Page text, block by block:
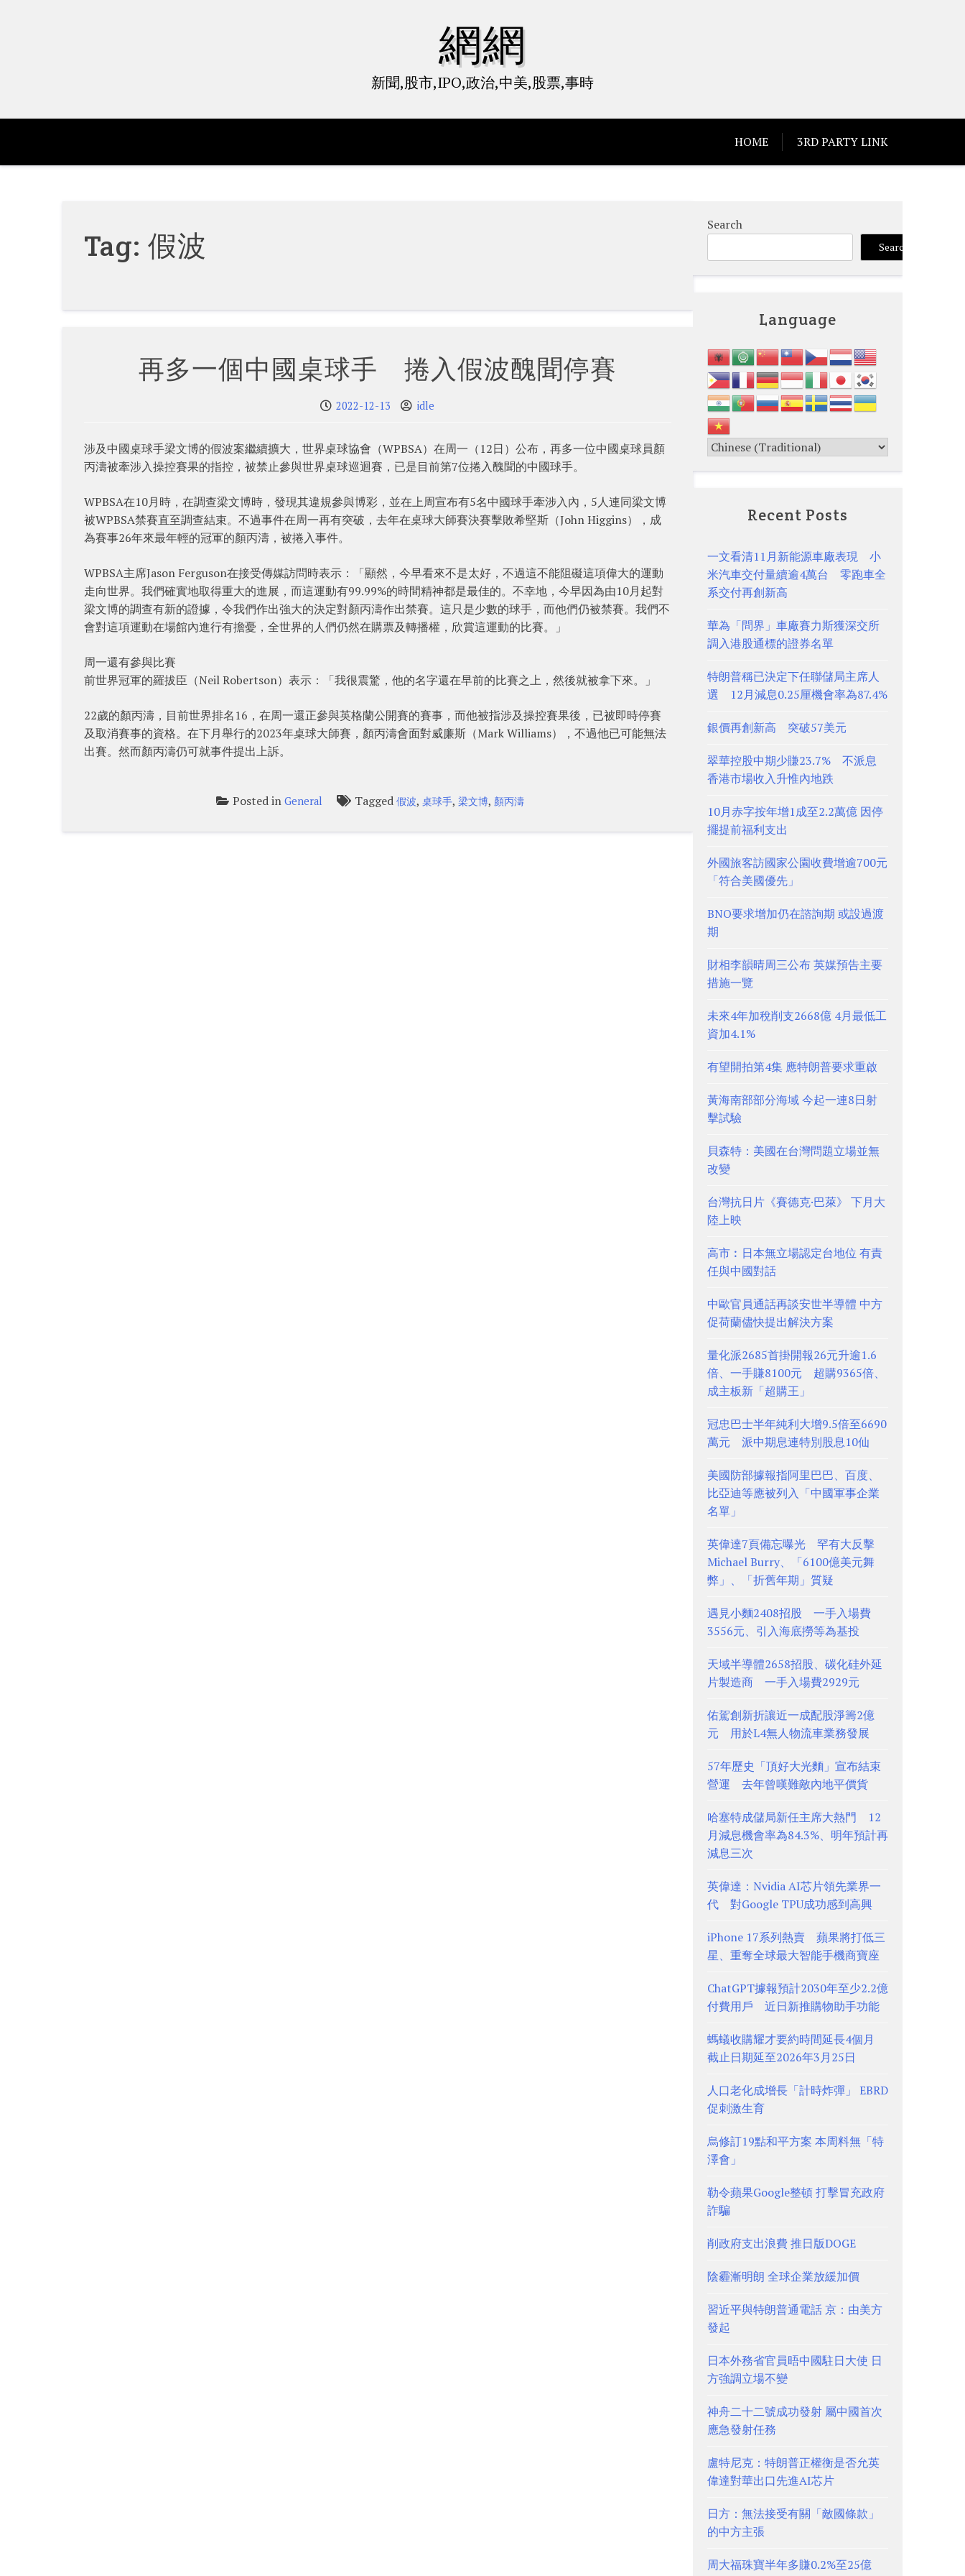
網網
新聞,股市,IPO,政治,中美,股票,事時
HOME 3RD PARTY LINK
Tag: 假波
再多一個中國桌球手 捲入假波醜聞停賽
2022-12-13 idle
涉及中國桌球手梁文博的假波案繼續擴大，世界桌球協會（WPBSA）在周一（12日）公布，再多一位中國桌球員顏
丙濤被牽涉入操控賽果的指控，被禁止參與世界桌球巡迴賽，已是目前第7位捲入醜聞的中國球手。
WPBSA在10月時，在調查梁文博時，發現其違規參與博彩，並在上周宣布有5名中國球手牽涉入內，5人連同梁文博
被WPBSA禁賽直至調查結束。不過事件在周一再有突破，去年在桌球大師賽決賽擊敗希堅斯（John Higgins），成
為賽事26年來最年輕的冠軍的顏丙濤，被捲入事件。
WPBSA主席Jason Ferguson在接受傳媒訪問時表示：「顯然，今早看來不是太好，不過這不能阻礙這項偉大的運動
走向世界。我們確實地取得重大的進展，而這運動有99.99%的時間精神都是最佳的。不幸地，今早因為由10月起對
梁文博的調查有新的證據，令我們作出強大的決定對顏丙濤作出禁賽。這只是少數的球手，而他們仍被禁賽。我們不
會對這項運動在場館內進行有擔憂，全世界的人們仍然在購票及轉播權，欣賞這運動的比賽。」
周一還有參與比賽
前世界冠軍的羅拔臣（Neil Robertson）表示：「我很震驚，他的名字還在早前的比賽之上，然後就被拿下來。」
22歲的顏丙濤，目前世界排名16，在周一還正參與英格蘭公開賽的賽事，而他被指涉及操控賽果後，已被即時停賽
及取消賽事的資格。在下月舉行的2023年桌球大師賽，顏丙濤會面對威廉斯（Mark Williams），不過他已可能無法
出賽。然而顏丙濤仍可就事件提出上訴。
Posted inGeneral Tagged假波,桌球手,梁文博, 顏丙濤
Search
Search
Language
Recent Posts
一文看清11月新能源車廠表現 小
米汽車交付量續逾4萬台 零跑車全
系交付再創新高
華為「問界」車廠賽力斯獲深交所
調入港股通標的證券名單
特朗普稱已決定下任聯儲局主席人
選 12月減息0.25厘機會率為87.4%
銀價再創新高 突破57美元
翠華控股中期少賺23.7% 不派息
香港市場收入升惟內地跌
10月赤字按年增1成至2.2萬億 因停
擺提前福利支出
外國旅客訪國家公園收費增逾700元
「符合美國優先」
BNO要求增加仍在諮詢期 或設過渡
期
財相李韻晴周三公布 英媒預告主要
措施一覽
未來4年加稅削支2668億 4月最低工
資加4.1%
有望開拍第4集 應特朗普要求重啟
黃海南部部分海域 今起一連8日射
擊試驗
貝森特：美國在台灣問題立場並無
改變
台灣抗日片《賽德克·巴萊》 下月大
陸上映
高市︰日本無立場認定台地位 有責
任與中國對話
中歐官員通話再談安世半導體 中方
促荷蘭儘快提出解決方案
量化派2685首掛開報26元升逾1.6
倍、一手賺8100元 超購9365倍、
成主板新「超購王」
冠忠巴士半年純利大增9.5倍至6690
萬元 派中期息連特別股息10仙
美國防部據報指阿里巴巴、百度、
比亞迪等應被列入「中國軍事企業
名單」
英偉達7頁備忘曝光 罕有大反擊
Michael Burry、「6100億美元舞
弊」、「折舊年期」質疑
遇見小麵2408招股 一手入場費
3556元、引入海底撈等為基投
天域半導體2658招股、碳化硅外延
片製造商 一手入場費2929元
佑駕創新折讓近一成配股淨籌2億
元 用於L4無人物流車業務發展
57年歷史「頂好大光麵」宣布結束
營運 去年曾嘆難敵內地平價貨
哈塞特成儲局新任主席大熱門 12
月減息機會率為84.3%、明年預計再
減息三次
英偉達：Nvidia AI芯片領先業界一
代 對Google TPU成功感到高興
iPhone 17系列熱賣 蘋果將打低三
星、重奪全球最大智能手機商寶座
ChatGPT據報預計2030年至少2.2億
付費用戶 近日新推購物助手功能
螞蟻收購耀才要約時間延長4個月
截止日期延至2026年3月25日
人口老化成增長「計時炸彈」 EBRD
促刺激生育
烏修訂19點和平方案 本周料無「特
澤會」
勒令蘋果Google整頓 打擊冒充政府
詐騙
削政府支出浪費 推日版DOGE
陰霾漸明朗 全球企業放緩加價
習近平與特朗普通電話 京：由美方
發起
日本外務省官員晤中國駐日大使 日
方強調立場不變
神舟二十二號成功發射 屬中國首次
應急發射任務
盧特尼克：特朗普正權衡是否允英
偉達對華出口先進AI芯片
日方：無法接受有關「敵國條款」
的中方主張
周大福珠寶半年多賺0.2%至25億